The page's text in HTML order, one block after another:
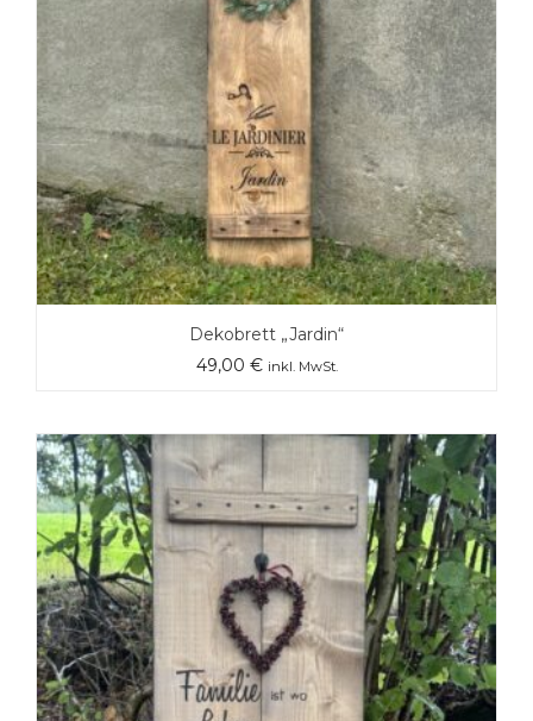
Dekobrett „Jardin“
49,00 € inkl. MwSt.